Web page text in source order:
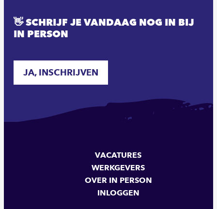
👋 SCHRIJF JE VANDAAG NOG IN BIJ
IN PERSON
JA, INSCHRIJVEN
VACATURES
WERKGEVERS
OVER IN PERSON
INLOGGEN